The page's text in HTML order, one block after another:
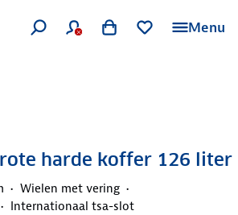
Menu
harde koffer 126 liter
Wielen met vering
Internationaal tsa-slot